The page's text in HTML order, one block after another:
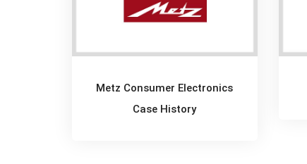
Metz Consumer Electronics
Case History